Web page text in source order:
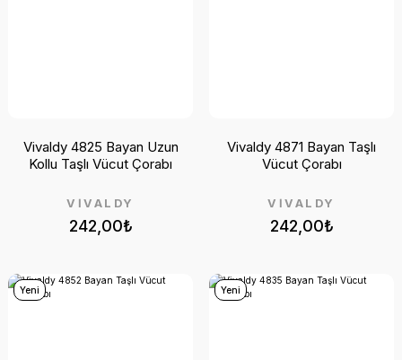
242,00₺
VİVALDY
Vivaldy 4825 Bayan Uzun
Kollu Taşlı Vücut Çorabı
242,00₺
VİVALDY
Vivaldy 4871 Bayan Taşlı
Vücut Çorabı
Yeni Yeni